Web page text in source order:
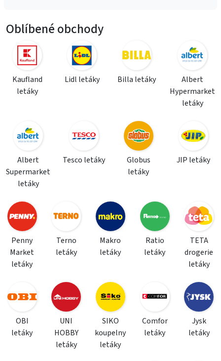
Oblíbené obchody
Kaufland
letáky
Lidl letáky Billa letáky
Albert
Hypermarket
letáky
Albert
Supermarket
letáky
Tesco letáky
Globus
letáky
JIP letáky
Penny
Market
letáky
Terno
letáky
Makro
letáky
Ratio
letáky
TETA
drogerie
letáky
OBI
letáky
UNI
HOBBY
letáky
SIKO
koupelny
letáky
Comfor
letáky
Jysk
letáky